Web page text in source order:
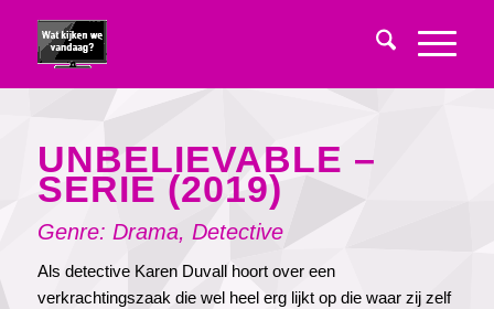
UNBELIEVABLE –
SERIE (2019)
Genre: Drama, Detective
Als detective Karen Duvall hoort over een
verkrachtingszaak die wel heel erg lijkt op die waar zij zelf